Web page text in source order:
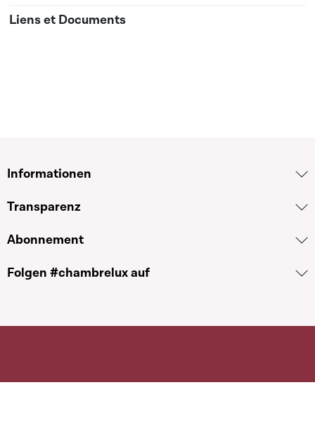
Informationen
Transparenz
Abonnement
Folgen #chambrelux auf